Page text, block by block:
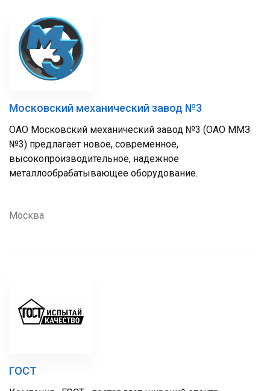
Московский механический завод №3
ОАО Московский механический завод №3 (ОАО ММЗ
№3) предлагает новое, современное,
высокопроизводительное, надежное
металлообрабатывающее оборудование.
Москва
ГОСТ